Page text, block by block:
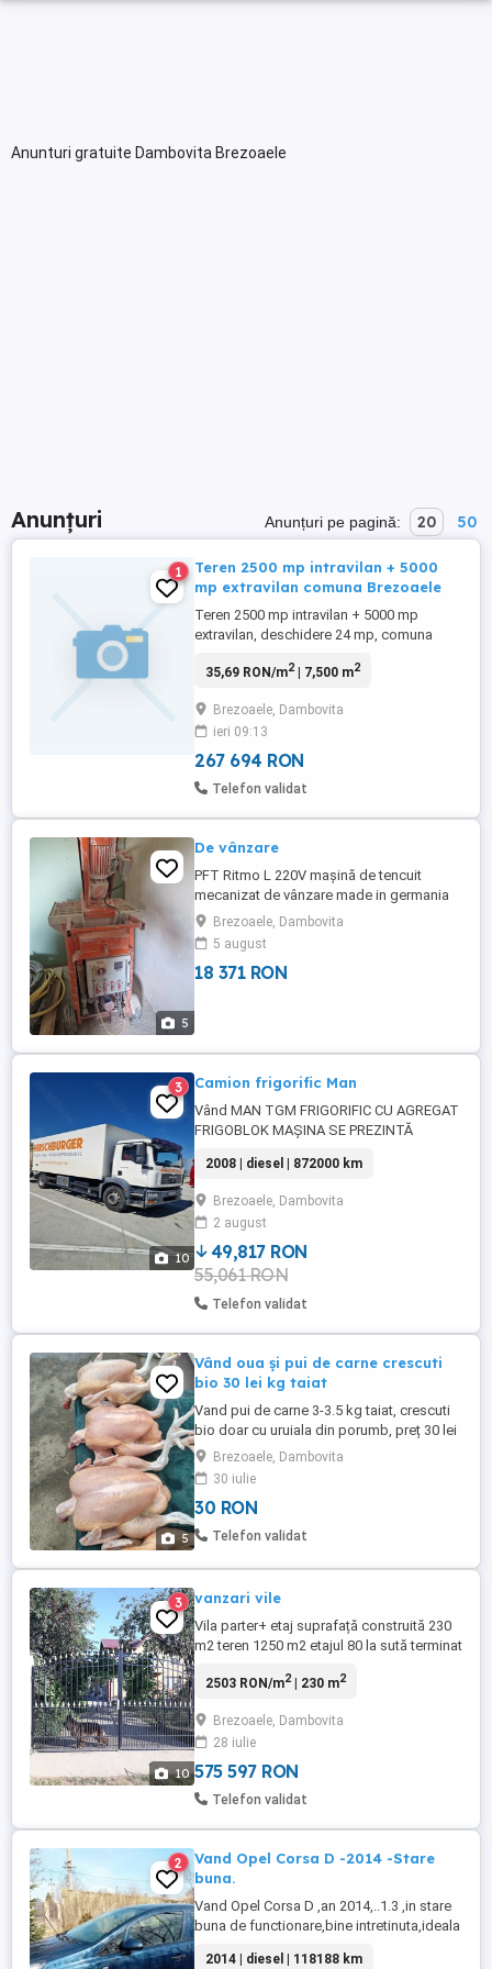
Anunturi gratuite Dambovita Brezoaele
Anunțuri Anunțuri pe pagină: 20 50
1
Teren 2500 mp intravilan + 5000
mp extravilan comuna Brezoaele
Teren 2500 mp intravilan + 5000 mp
extravilan, deschidere 24 mp, comuna
35,69 RON/m2| 7,500 m2
Brezoaele, Dambovita
ieri 09:13
267 694 RON
Telefon validat
5
De vânzare
PFT Ritmo L 220V mașină de tencuit
mecanizat de vânzare made in germania
folosită in stare bună pentru mai multe
informații puteți să îmi scrieți pe e-mail
mulțumesc frumos.
Brezoaele, Dambovita
5 august
18 371 RON
10
3 Camion frigorific Man
Vând MAN TGM FRIGORIFIC CU AGREGAT
FRIGOBLOK MAȘINA SE PREZINTĂ
VEDERE SA FĂCUT LA EA O REVIZIE
GENERALA SI SA SCHIMBAT ULEIUL
(ADINOL ORIGINAL MAN) CU TOATE
FILTRELE, PLĂCUȚE DE FRANA FAȚĂ
SPATE SI CULISANTELE ,AMORTIZOARE
FAȚĂ SPATE, ANVELOPE NOI FAȚĂ CU
UNGHIUL DE ...
2008 | diesel | 872000 km
Brezoaele, Dambovita
2 august
49,817 RON
55,061 RON
Telefon validat
5
Vând oua și pui de carne crescuti
bio 30 lei kg taiat
Vand pui de carne 3-3.5 kg taiat, crescuti
bio doar cu uruiala din porumb, preț 30 lei
kg taiat. Oua 30 buc - 50 lei. Livrare
gratuita în București și Ilfov doar
sacrificati. Suntem o familie mutata de la
București, crestem animale si pasari în
principal pentru consumul nostru, în
Brezoaele, Dambovita
30 iulie
30 RON
Telefon validat
10
3 vanzari vile
Vila parter+ etaj suprafață construită 230
m2 teren 1250 m2 etajul 80 la sută terminat
2503 RON/m2| 230 m2
Brezoaele, Dambovita
28 iulie
575 597 RON
Telefon validat
2
Vand Opel Corsa D -2014 -Stare
buna.
Vand Opel Corsa D ,an 2014,..1.3 ,in stare
buna de functionare,bine intretinuta,ideala
combustibil.Dotari si avantaje:aer
2014 | diesel | 118188 km